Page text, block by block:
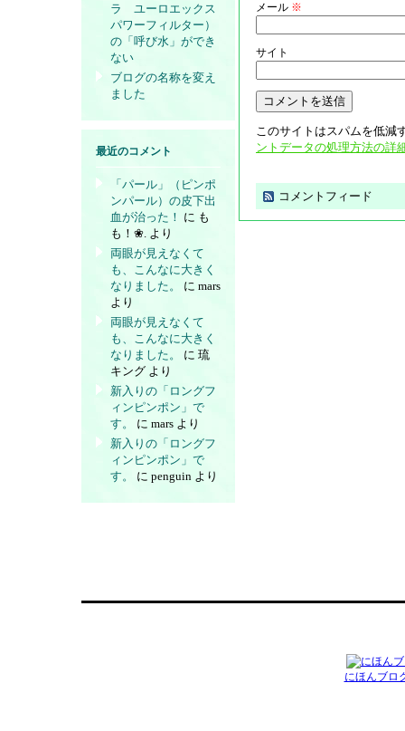
ラ ユーロエックス
パワーフィルター）
の「呼び水」ができ
ない
ブログの名称を変え
ました
最近のコメント
「パール」（ピンポ
ンパール）の皮下出
血が治った！ に も
も！❀. より
両眼が見えなくて
も、こんなに大きく
なりました。
に mars
より
両眼が見えなくて
も、こんなに大きく
なりました。
に 琉
キング より
新入りの「ロングフ
ィンピンポン」で
す。
に mars より
新入りの「ロングフ
ィンピンポン」で
す。
に penguin より
メール ※
サイト
このサイトはスパムを低減
ントデータの処理方法の詳
コメントフィード
にほんブロ